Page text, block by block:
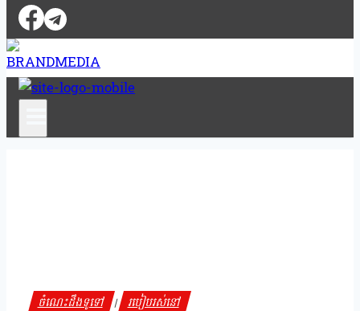
ចំណេះដឹងទូទៅ | របៀបរស់នៅ